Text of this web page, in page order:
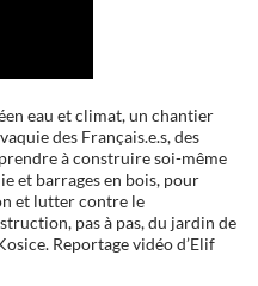
eau et climat, un chantier
des Français.e.s, des
à construire soi-même
et barrages en bois, pour
et lutter contre le
pas à pas, du jardin de
Reportage vidéo d’Elif